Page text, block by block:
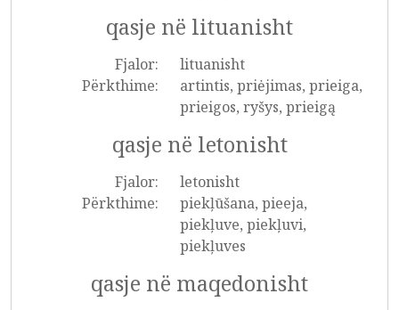
qasje në lituanisht
Fjalor:
lituanisht
Përkthime:
artintis, priėjimas, prieiga,
prieigos, ryšys, prieigą
qasje në letonisht
Fjalor:
letonisht
Përkthime:
piekļūšana, pieeja,
piekļuve, piekļuvi,
piekļuves
qasje në maqedonisht